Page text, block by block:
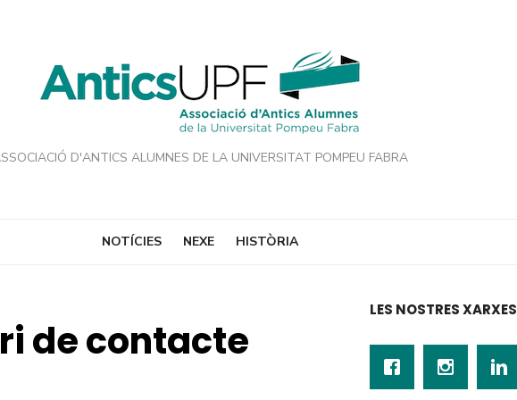
D'ANTICS ALUMNES DE LA UNIVERSITAT POMPEU FABRA
NOTÍCIES NEXE HISTÒRIA
de contacte
LES NOSTRES XARXES